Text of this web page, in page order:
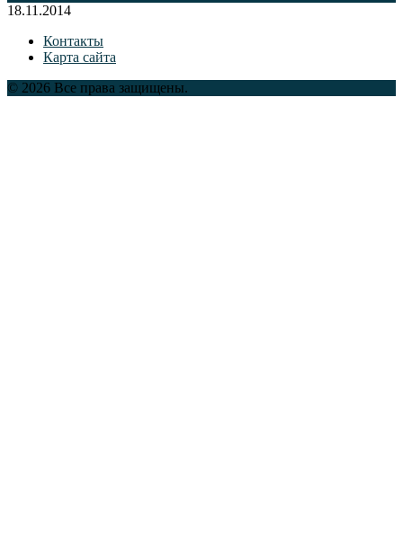
18.11.2014
Контакты
Карта сайта
© 2026 Все права защищены.